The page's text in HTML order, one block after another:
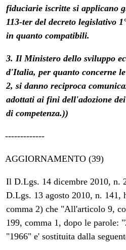
fiduciarie iscritte si applicano
113-ter del decreto legislativo
in quanto compatibili.
3. Il Ministero dello sviluppo
d'Italia, per quanto concerne
2, si danno reciproca
adottati ai fini dell'adozione
di competenza.))
-------------
AGGIORNAMENTO (39)
Il D.Lgs. 14 dicembre 2010, n.
D.Lgs. 13 agosto 2010, n. 141,
comma 2) che "All'articolo 9,
199, comma 1, dopo le parole:
"1966" e' sostituita dalla